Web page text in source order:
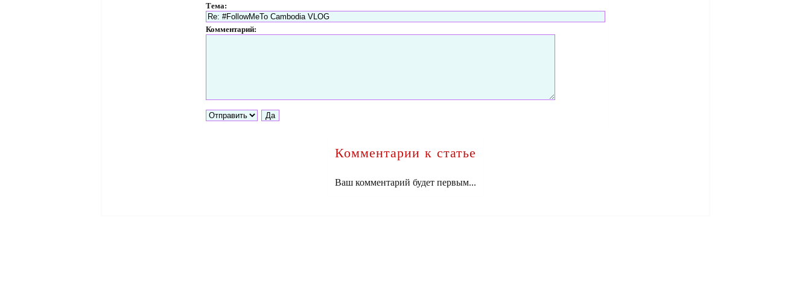
Тема:
Комментарий:
Комментарии к статье
Ваш комментарий будет первым...